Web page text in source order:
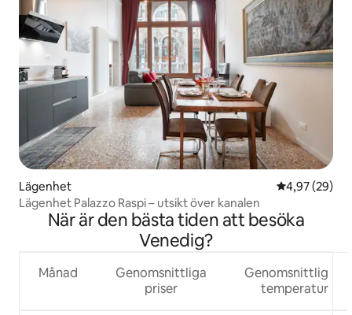
Lägenhet 4,97 av 5 i
4,97 (29)
Lägenhet Palazzo Raspi – utsikt över kanalen
När är den bästa tiden att besöka
Venedig?
Månad
Genomsnittliga
priser
Genomsnittlig
temperatur